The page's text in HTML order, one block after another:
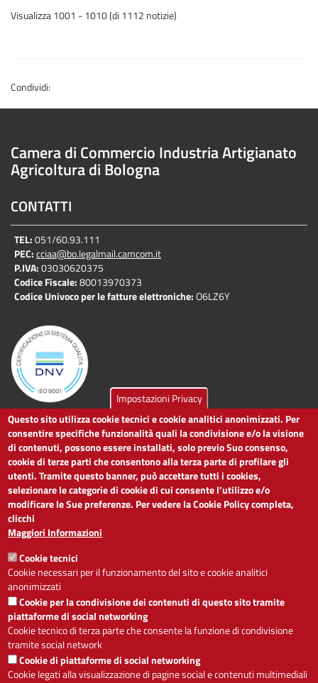
Visualizza 1001 - 1010 (di 1112 notizie)
Condividi:
Camera di Commercio Industria Artigianato
Agricoltura di Bologna
CONTATTI
TEL:051/60.93.111
PEC:cciaa@bo.legalmail.camcom.it
P.IVA:03030620375
Codice Fiscale:80013970373
Codice Univoco per le fatture elettroniche:O6LZ6Y
LINK UTILI
Dichiarazione di accessibilità
Obiettivi di accessibilità
Segnalaci problemi di accessibilità
Note legali
Privacy
Accesso riservato
ACCESSIBILITÀ
- A +
Alto contrasto
Impostazioni Privacy
Questo sito utilizza cookie tecnici e cookie analitici anonimizzati. Per
consentire specifiche funzionalità quali la condivisione e/o la visione
di contenuti, possono essere installati, solo previo Suo consenso,
cookie di terze parti che consentono alla terza parte di profilare gli
utenti. Tramite questo banner, può accettare tutti i cookies,
selezionare le categorie di cookie di cui consente l’utilizzo e/o
modificare le Sue preferenze. Per vedere la Cookie Policy completa,
clicchi
Maggiori Informazioni
Cookie tecnici
Cookie necessari per il funzionamento del sito e cookie analitici
anonimizzati
Cookie per la condivisione dei contenuti di questo sito tramite
piattaforme di social networking
Cookie tecnico di terza parte che consente la funzione di condivisione
tramite social network
Cookie di piattaforme di social networking
Cookie legati alla visualizzazione di pagine social e contenuti multimediali